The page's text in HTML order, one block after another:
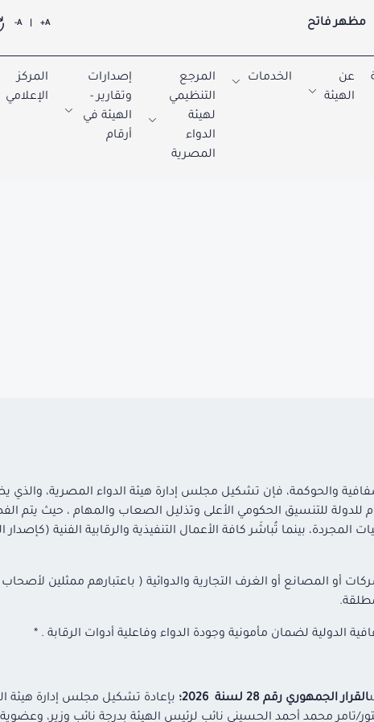
مظهر فاتح A+
A-
عن
الهيئة
الخدمات
المرجع
التنظيمي
لهيئة
الدواء
المصرية
إصدارات
وتقارير -
الهيئة في
أرقام
المركز
الإعلامي
والحوكمة، فإن تشكيل مجلس إدارة هيئة الدواء المصرية،
للتنسيق الحكومي الأعلى وتذليل الصعاب والمهام ، حيث يتم
بينما تُباشَر كافة الأعمال التنفيذية والرقابية الفنية
أو المصانع أو الغرف التجارية والدوائية ( باعتبارهم ممثلين
الدولية لضمان مأمونية وجودة الدواء وفاعلية أدوات الرقابة . *
القرار الجمهوري رقم 28 لسنة 2026؛
بإعادة تشكيل مجلس إدارة هيئة
تامر محمد أحمد الحسيني نائب لرئيس الهيئة بدرجة نائب وزير، وعضوية